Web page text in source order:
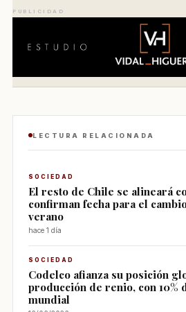
PUBLICIDAD
LECTURA RELACIONADA
SOCIEDAD
El resto de Chile se alineará
confirman fecha para el
verano
hace 1 día
SOCIEDAD
Codelco afianza su posición
producción de renio, con 10%
mundial